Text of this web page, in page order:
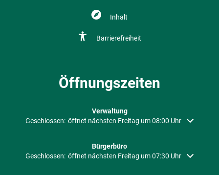
Inhalt
Barrierefreiheit
Öffnungszeiten
Verwaltung
Klicken, um weitere Öffnungs- oder Schließzeiten auszublenden
Geschlossen: öffnet nächsten Freitag um 08:00 Uhr
Bürgerbüro
Klicken, um weitere Öffnungs- oder Schließzeiten auszublenden
Geschlossen: öffnet nächsten Freitag um 07:30 Uhr